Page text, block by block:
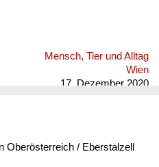
Mensch, Tier und Alltag
Wien
17. Dezember 2020
Oberösterreich / Eberstalzell